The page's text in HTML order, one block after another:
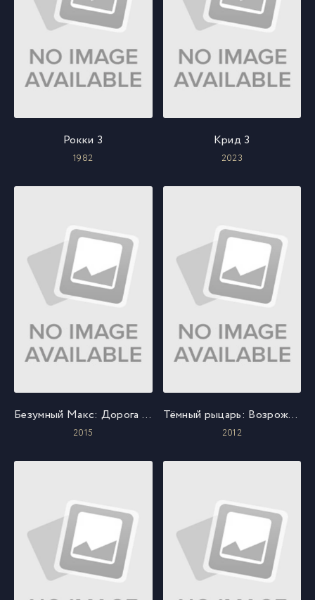
Рокки 3
1982
Крид 3
2023
Безумный Макс: Дорога ярости
2015
Тёмный рыцарь: Возрождение легенды
2012